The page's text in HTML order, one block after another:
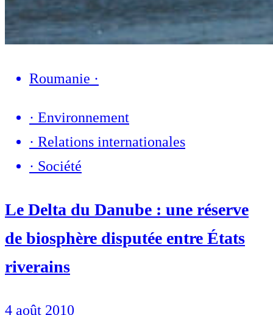
Roumanie ·
· Environnement
· Relations internationales
· Société
Le Delta du Danube : une réserve
de biosphère disputée entre États
riverains
4 août 2010